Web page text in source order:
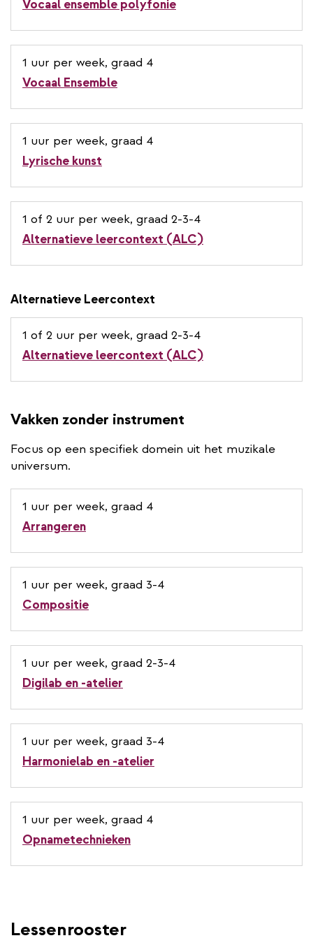
Vocaal ensemble polyfonie
1 uur per week, graad 4
Vocaal Ensemble
1 uur per week, graad 4
Lyrische kunst
1 of 2 uur per week, graad 2-3-4
Alternatieve leercontext (ALC)
Alternatieve Leercontext
1 of 2 uur per week, graad 2-3-4
Alternatieve leercontext (ALC)
Vakken zonder instrument
Focus op een specifiek domein uit het muzikale
universum.
1 uur per week, graad 4
Arrangeren
1 uur per week, graad 3-4
Compositie
1 uur per week, graad 2-3-4
Digilab en -atelier
1 uur per week, graad 3-4
Harmonielab en -atelier
1 uur per week, graad 4
Opnametechnieken
Lessenrooster